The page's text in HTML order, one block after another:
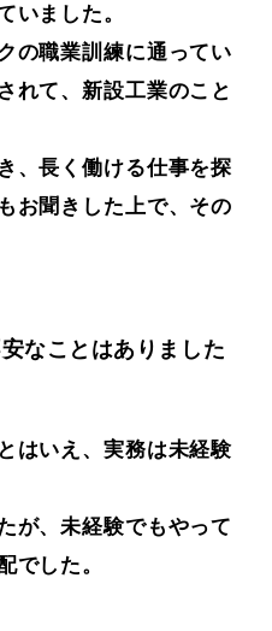
いました。
の職業訓練に通ってい
れて、新設工業のこと
、長く働ける仕事を探
お聞きした上で、その
なことはありました
はいえ、実務は未経験
が、未経験でもやって
でした。